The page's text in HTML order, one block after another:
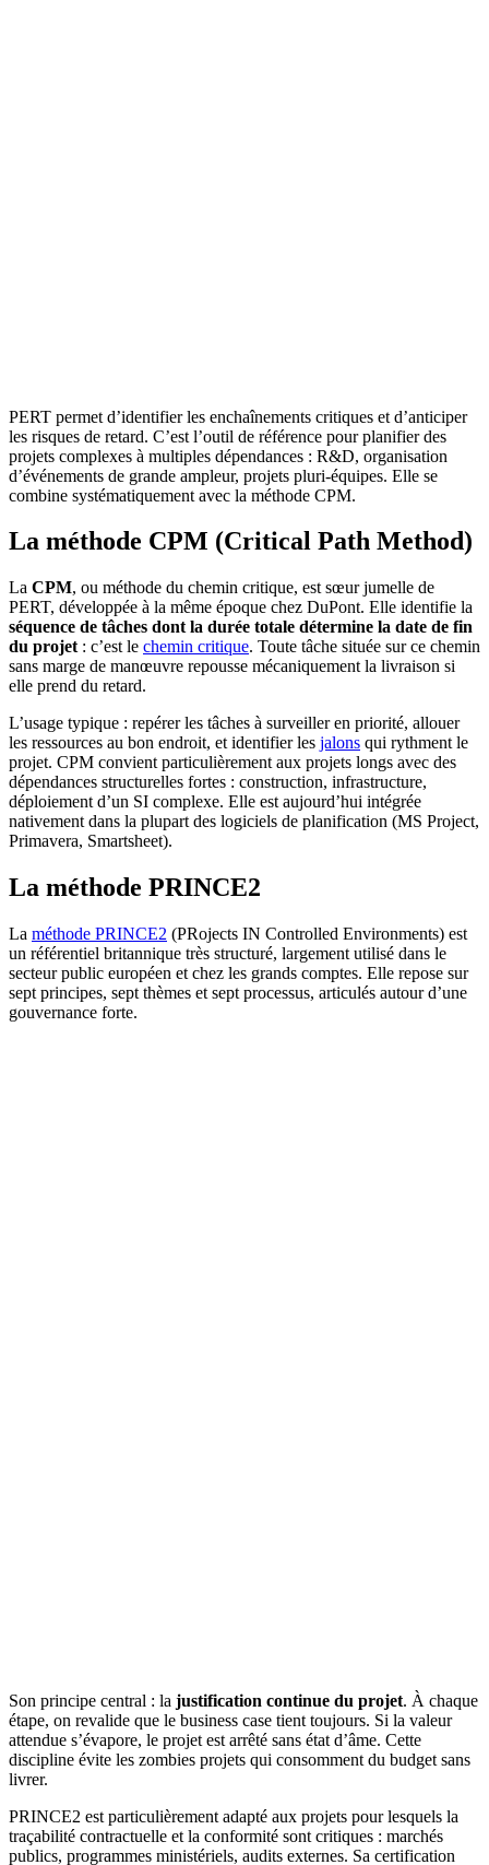
PERT permet d’identifier les enchaînements critiques et d’anticiper
les risques de retard. C’est l’outil de référence pour planifier des
projets complexes à multiples dépendances : R&D, organisation
d’événements de grande ampleur, projets pluri-équipes. Elle se
combine systématiquement avec la méthode CPM.
La méthode CPM (Critical Path Method)
La CPM, ou méthode du chemin critique, est sœur jumelle de
PERT, développée à la même époque chez DuPont. Elle identifie la
séquence de tâches dont la durée totale détermine la date de fin
du projet : c’est le chemin critique. Toute tâche située sur ce chemin
sans marge de manœuvre repousse mécaniquement la livraison si
elle prend du retard.
L’usage typique : repérer les tâches à surveiller en priorité, allouer
les ressources au bon endroit, et identifier les jalons qui rythment le
projet. CPM convient particulièrement aux projets longs avec des
dépendances structurelles fortes : construction, infrastructure,
déploiement d’un SI complexe. Elle est aujourd’hui intégrée
nativement dans la plupart des logiciels de planification (MS Project,
Primavera, Smartsheet).
La méthode PRINCE2
La méthode PRINCE2 (PRojects IN Controlled Environments) est
un référentiel britannique très structuré, largement utilisé dans le
secteur public européen et chez les grands comptes. Elle repose sur
sept principes, sept thèmes et sept processus, articulés autour d’une
gouvernance forte.
Son principe central : la justification continue du projet. À chaque
étape, on revalide que le business case tient toujours. Si la valeur
attendue s’évapore, le projet est arrêté sans état d’âme. Cette
discipline évite les zombies projets qui consomment du budget sans
livrer.
PRINCE2 est particulièrement adapté aux projets pour lesquels la
traçabilité contractuelle et la conformité sont critiques : marchés
publics, programmes ministériels, audits externes. Sa certification